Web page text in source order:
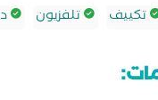
تكييف تلفزيون